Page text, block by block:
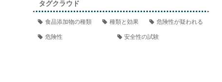
タグクラウド
食品添加物の種類 種類と効果 危険性が疑われる
危険性 安全性の試験